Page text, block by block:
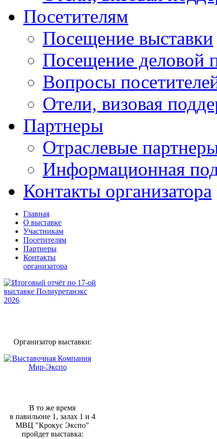
Посетителям
Посещение выставки
Посещение деловой
Вопросы
Отели, визовая
Партнеры
Отраслевые
Информационная
Контакты организатора
Главная
О выставке
Участникам
Посетителям
Партнеры
Контакты
организатора
Организатор выставки:
В то же время
в павильоне 1, залах 1 и 4
МВЦ "Крокус Экспо"
пройдет выставка: